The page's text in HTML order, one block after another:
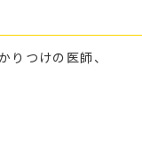
つけの医師、